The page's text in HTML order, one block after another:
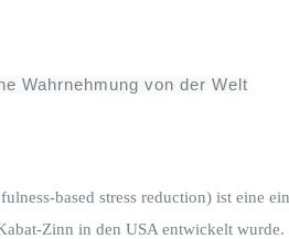
Wahrnehmung von der Welt
based stress reduction) ist eine
Zinn in den USA entwickelt wurde.